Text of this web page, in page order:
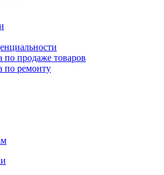
по продаже товаров
по ремонту